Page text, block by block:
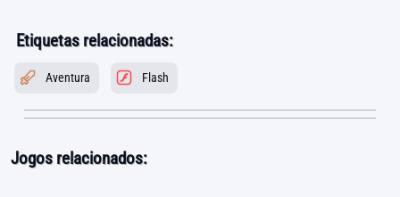
Etiquetas relacionadas:
Aventura Flash
Jogos relacionados: